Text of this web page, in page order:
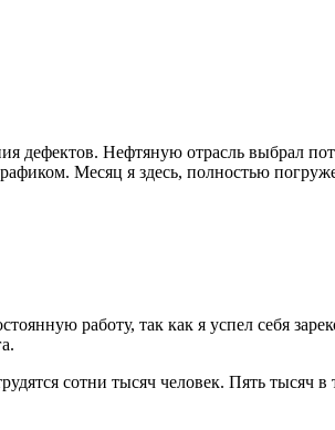
дефектов. Нефтяную отрасль выбрал
Месяц я здесь, полностью
работу, так как я успел себя
сотни тысяч человек. Пять тысяч